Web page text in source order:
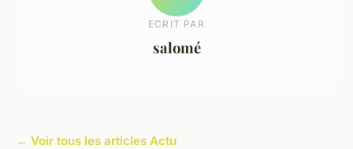
ECRIT PAR
salomé
← Voir tous les articles Actu